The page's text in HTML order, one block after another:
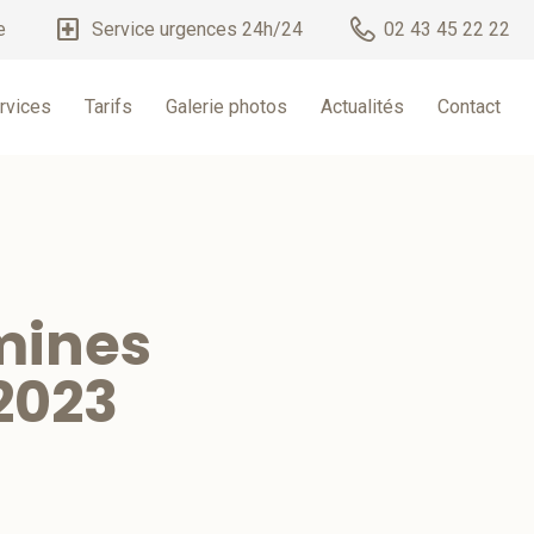
local_hospital Service urgences 24h/24 02 43 45 22 22
Tarifs Galerie photos Actualités Contact